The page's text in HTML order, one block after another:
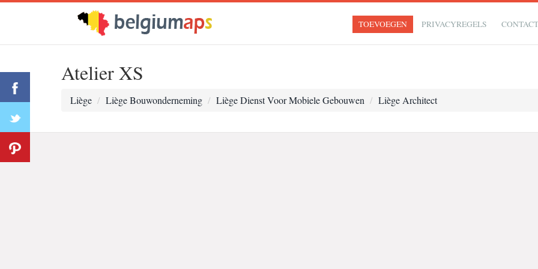
TOEVOEGEN PRIVACYREGELS
Atelier XS
Liège Liège Bouwonderneming Liège Dienst Voor Mobiele Gebouwen Liège Architect